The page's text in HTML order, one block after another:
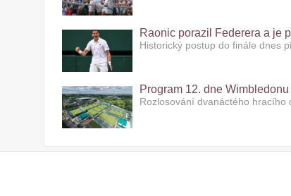
Raonic porazil Federera a je
Historický postup do finále dnes
Program 12. dne
Rozlosování dvanáctého hracího